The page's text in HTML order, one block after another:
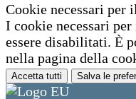
Cookie necessari per
I cookie necessari
essere disabilitati. È
nella pagina della
Accetta tutti Salva le